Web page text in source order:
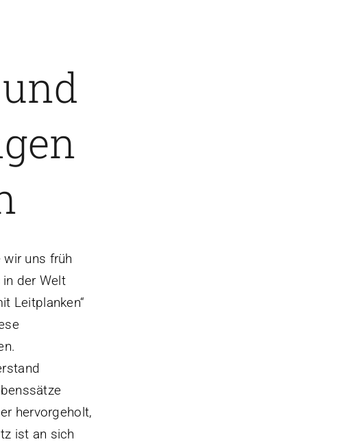
wir uns früh
der Welt
Leitplanken“
hervorgeholt,
ist an sich